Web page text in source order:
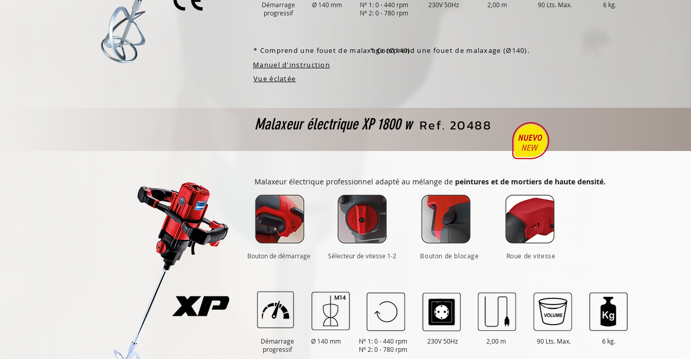
Démarrage
progressif
6 kg.
Nº 1: 0 - 440 rpm
Nº 2: 0 - 780 rpm
230V 50Hz 2,00 m 90 Lts. Max.
Ø 140 mm
* Comprend une fouet de malaxage (Ø140).
Manuel d'instruction
* Comprend une fouet de malaxage (Ø140).
Vue éclatée
Malaxeur électrique XP 1800 w Ref. 20488
Malaxeur électrique professionnel adapté au mélange de peintures et de mortiers de haute densité.
Bouton de démarrage Sélecteur de vitesse 1-2 Bouton de blocage Roue de vitesse
Démarrage
progressif
6 kg.
Nº 1: 0 - 440 rpm
Nº 2: 0 - 780 rpm
230V 50Hz 2,00 m 90 Lts. Max.
Ø 140 mm